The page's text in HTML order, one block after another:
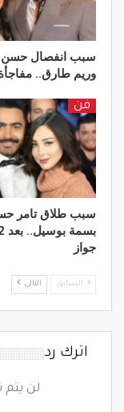
سبب انفصال
وريم طارق..
فن
سبب طلاق تامر
جواز
السابق التالي
اترك رد
لن يتم